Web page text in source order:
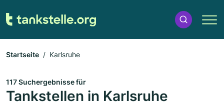
Startseite Karlsruhe
117 Suchergebnisse für
Tankstellen in Karlsruhe